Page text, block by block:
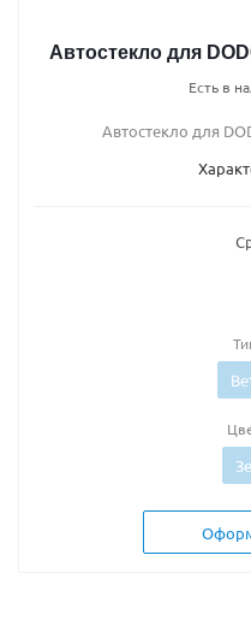
Автостекло для
Есть в
Автостекло для